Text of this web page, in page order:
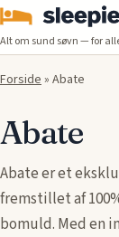
Alt om sund søvn — for
Forside» Abate
Abate
Abate er et
fremstillet af
bomuld. Med en